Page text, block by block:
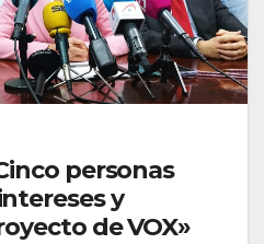
personas
y
de VOX»